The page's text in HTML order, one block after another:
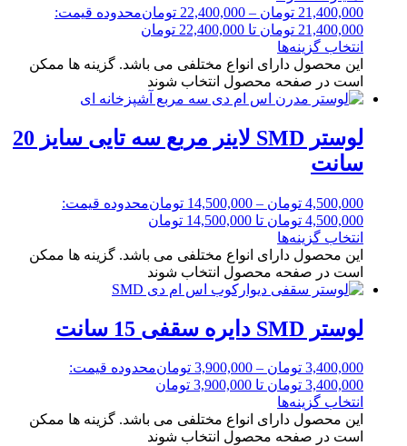
21,400,000 تومان –
22,400,000 تومانمحدوده قیمت:
21,400,000 تومان تا 22,400,000 تومان
انتخاب گزینه‌ها
این محصول دارای انواع مختلفی می باشد. گزینه ها ممکن
است در صفحه محصول انتخاب شوند
لوستر SMD لاینر مربع سه تایی سایز 20
سانت
4,500,000 تومان –
14,500,000 تومانمحدوده قیمت:
4,500,000 تومان تا 14,500,000 تومان
انتخاب گزینه‌ها
این محصول دارای انواع مختلفی می باشد. گزینه ها ممکن
است در صفحه محصول انتخاب شوند
لوستر SMD دایره سقفی 15 سانت
3,400,000 تومان –
3,900,000 تومانمحدوده قیمت:
3,400,000 تومان تا 3,900,000 تومان
انتخاب گزینه‌ها
این محصول دارای انواع مختلفی می باشد. گزینه ها ممکن
است در صفحه محصول انتخاب شوند